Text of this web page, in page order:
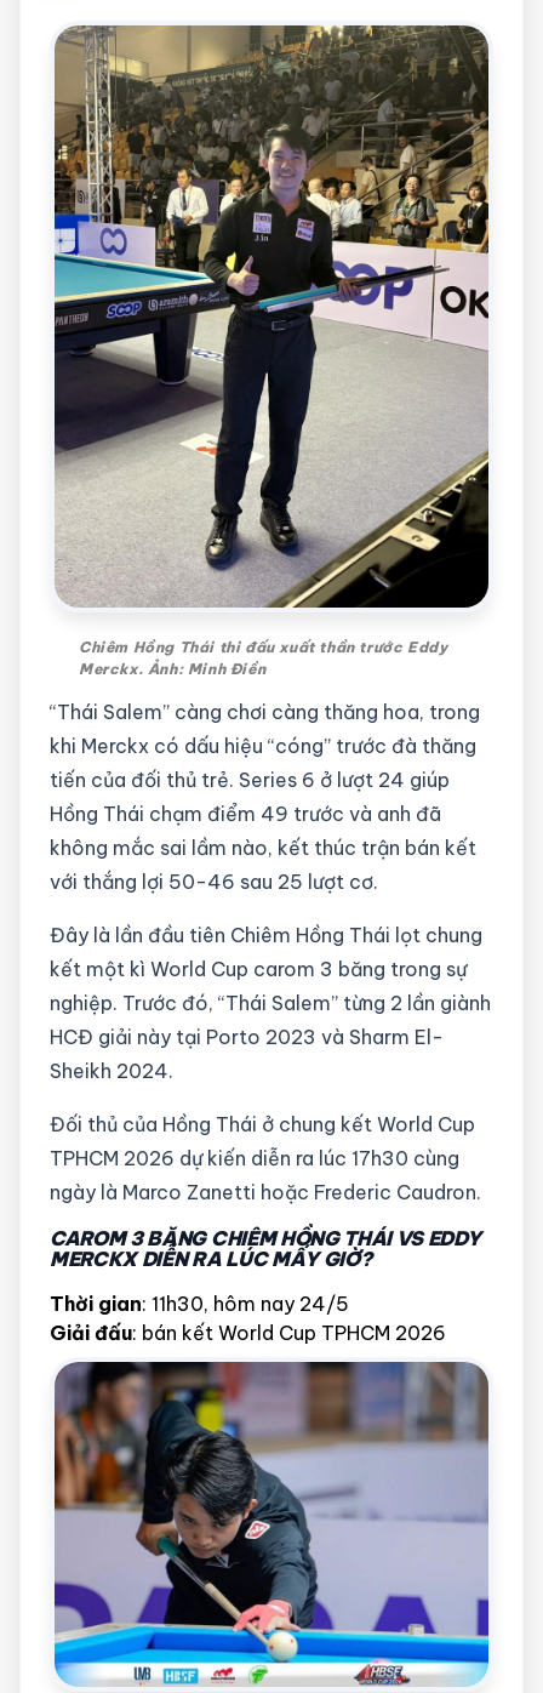
Chiêm Hồng Thái thi đấu xuất thần trước Eddy
Merckx. Ảnh: Minh Điền
“Thái Salem” càng chơi càng thăng hoa, trong
khi Merckx có dấu hiệu “cóng” trước đà thăng
tiến của đối thủ trẻ. Series 6 ở lượt 24 giúp
Hồng Thái chạm điểm 49 trước và anh đã
không mắc sai lầm nào, kết thúc trận bán kết
với thắng lợi 50-46 sau 25 lượt cơ.
Đây là lần đầu tiên Chiêm Hồng Thái lọt chung
kết một kì World Cup carom 3 băng trong sự
nghiệp. Trước đó, “Thái Salem” từng 2 lần giành
HCĐ giải này tại Porto 2023 và Sharm El-
Sheikh 2024.
Đối thủ của Hồng Thái ở chung kết World Cup
TPHCM 2026 dự kiến diễn ra lúc 17h30 cùng
ngày là Marco Zanetti hoặc Frederic Caudron.
CAROM 3 BĂNG CHIÊM HỒNG THÁI VS EDDY
MERCKX DIỄN RA LÚC MẤY GIỜ?
Thời gian: 11h30, hôm nay 24/5
Giải đấu: bán kết World Cup TPHCM 2026